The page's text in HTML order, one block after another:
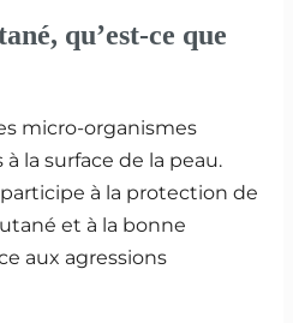
qu’est-ce que
micro-organismes
la surface de la peau.
à la protection de
et à la bonne
aux agressions